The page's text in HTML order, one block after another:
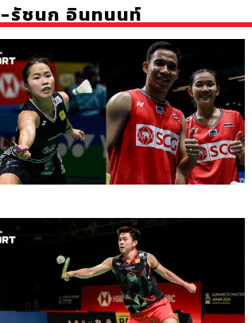
รัชนก อินทนนท์